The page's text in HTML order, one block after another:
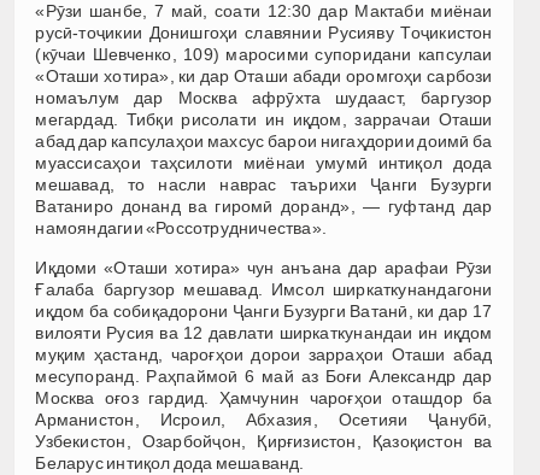
«Рӯзи шанбе, 7 май, соати 12:30 дар Мактаби миёнаи
русӣ-тоҷикии Донишгоҳи славянии Русияву Тоҷикистон
(кӯчаи Шевченко, 109) маросими супоридани капсулаи
«Оташи хотира», ки дар Оташи абади оромгоҳи сарбози
номаълум дар Москва афрӯхта шудааст, баргузор
мегардад. Тибқи рисолати ин иқдом, заррачаи Оташи
абад дар капсулаҳои махсус барои нигаҳдории доимӣ ба
муассисаҳои таҳсилоти миёнаи умумӣ интиқол дода
мешавад, то насли наврас таърихи Ҷанги Бузурги
Ватаниро донанд ва гиромӣ доранд», — гуфтанд дар
намояндагии «Россотрудничества».
Иқдоми «Оташи хотира» чун анъана дар арафаи Рӯзи
Ғалаба баргузор мешавад. Имсол ширкаткунандагони
иқдом ба собиқадорони Ҷанги Бузурги Ватанӣ, ки дар 17
вилояти Русия ва 12 давлати ширкаткунандаи ин иқдом
муқим ҳастанд, чароғҳои дорои зарраҳои Оташи абад
месупоранд. Раҳпаймоӣ 6 май аз Боғи Александр дар
Москва оғоз гардид. Ҳамчунин чароғҳои оташдор ба
Арманистон, Исроил, Абхазия, Осетияи Ҷанубӣ,
Узбекистон, Озарбойҷон, Қирғизистон, Қазоқистон ва
Беларус интиқол дода мешаванд.